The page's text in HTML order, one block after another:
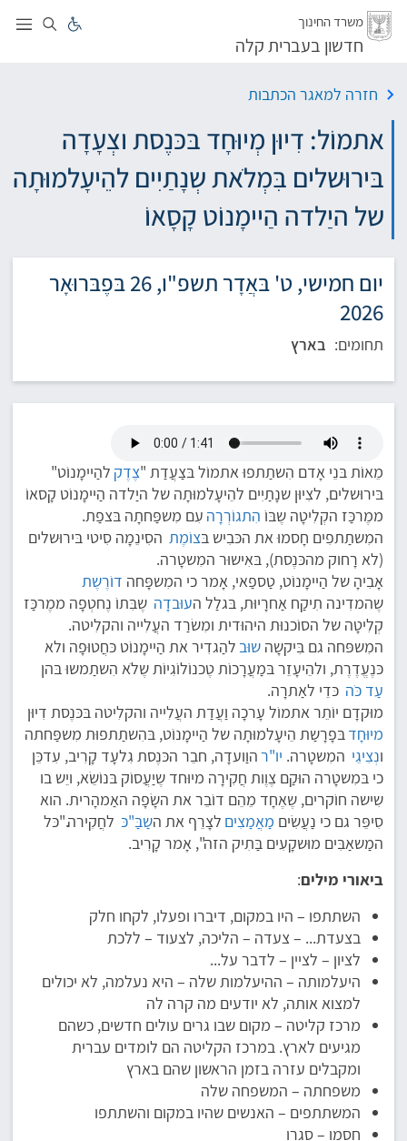
דלג
משרד החינוך
חדשון בעברית קלה
חזרה למאגר הכתבות
אתמוֹל: דִיוּן מְיוּחָד בּכּנֶסת וצְעָדָה
בּירוּשלים בִּמְלֹאת שְנָתַיִים להֵיעָלמוּתָה
של היַלדה הַיימָנוֹט קָסָאוֹ
יום חמישי, ט' בּאֲדָר תשפ"ו, 26 בּפֶבּרוּאָר
2026
תחומים: בארץ
מֵאוֹת בּנֵי אָדם הִשתַתפוּ אתמוֹל בּצַעֲדַת "צֶדֶק להַיימָנוֹט"
בּירוּשלים, לצִיוּן שנָתַיִים להֵיעָלמוּתָה של היַלדה הַיימָנוֹט קָסאוֹ
ממֶרכַּז הקְלִיטָה שֶבּוֹ הִתגוֹרְרָה עִם מִשפַּחתָה בּצפַת.
המִשתַתפִים חָסמוּ את הכּבִיש בּצוֹמֶת הסִינֵמָה סִיטי בּירוּשלים
(לא רָחוק מהכּנֶסת), בּאִישוּר המִשטָרה.
אָבִיהָ של הַיימָנוֹט, טַספַאי, אָמר כי המִשפָּחה דוֹרֶשֶת
שֶהמדִינה תִיקַח אַחרָיוּת, בּגלַל העוּבדָה שֶבִּתוֹ נֶחטְפָה ממֶרכַּז
קְלִיטָה של הסוֹכנוּת היהוּדית ומִשׂרַד העֲלִייה והקלִיטה.
המִשפּחה גם בִּיקשָה שוּב להַגדִיר את הַיימָנוֹט כּחֲטוּפָה ולא
כּנֶעֱדֶרֶת, ולהֵיעָזֵר בּמַעֲרָכוֹת טֶכנוֹלוֹגִיוֹת שֶלֹא הִשתַמשוּ בּהן
עַד כֹּה כּדֵי לאַתרָה.
מוּקדָם יוֹתֵר אתמוֹל עָרכָה וַעֲדַת העֲלִייה והקלִיטה בּכּנֶסת דִיוּן
מיוּחָדבּפָרָשַת הֵיעָלמוּתָה של הַיימָנוֹט, בּהִשתַתפוּת מִשפַּחתה
ונְצִיגֵי המִשטָרה. יו"רהוַועדָה, חבֵר הכּנֶסת גִלעָד קָרִיב, עִדכֵּן
כי בּמִשטָרה הוּקַם צֶוֶות חֲקִירָה מיוּחד שֶיַעֲסוֹק בּנוֹשֵׂא, ויֵש בו
שִישה חוֹקרים, שֶאֶחָד מֵהֵם דוֹבֵר את השָׂפָה האַמהָרית. הוא
סִיפֵּר גם כי נַעֲשִׂים מַאֲמַצִים לצָרֵף את השַבַּ"כּ לחֲקִירה."כּל
המַשאַבִּים מוּשקָעִים בַּתִיק הזה", אָמר קָרִיב.
ביאורי מילים:
השתתפו – היו במקום, דיברו ופעלו, לקחו חלק
בצעדת... – צעדה – הליכה, לצעוד – ללכת
לציון – לציין – לדבר על...
היעלמותה – ההיעלמות שלה – היא נעלמה, לא יכולים
למצוא אותה, לא יודעים מה קרה לה
מרכז קליטה – מקום שבו גרים עולים חדשים, כשהם
מגיעים לארץ. במרכז הקליטה הם לומדים עברית
ומקבלים עזרה בזמן הראשון שהם בארץ
משפחתה – המשפחה שלה
המשתתפים – האנשים שהיו במקום והשתתפו
חסמו – סגרו